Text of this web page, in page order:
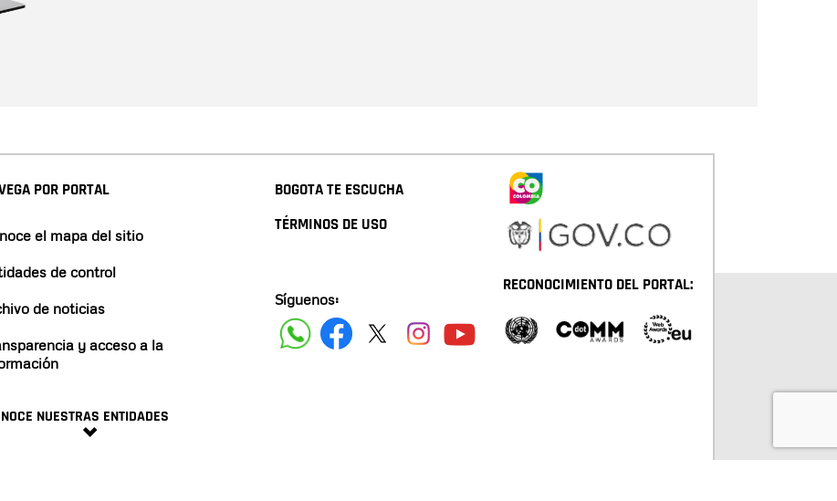
POR PORTAL
el mapa del sitio
de control
de noticias
y acceso a la
NUESTRAS ENTIDADES
BOGOTA TE ESCUCHA
TÉRMINOS DE USO
Síguenos:
RECONOCIMIENTO DEL PORTAL: